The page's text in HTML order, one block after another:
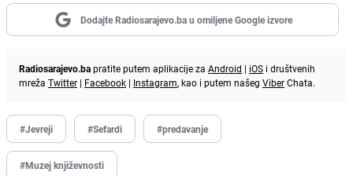
Dodajte Radiosarajevo.ba u omiljene Google izvore
Radiosarajevo.bapratite putem aplikacije za Android | iOS i društvenih
mreža Twitter | Facebook | Instagram, kao i putem našeg ViberChata.
#Jevreji #Sefardi #predavanje
#Muzej književnosti